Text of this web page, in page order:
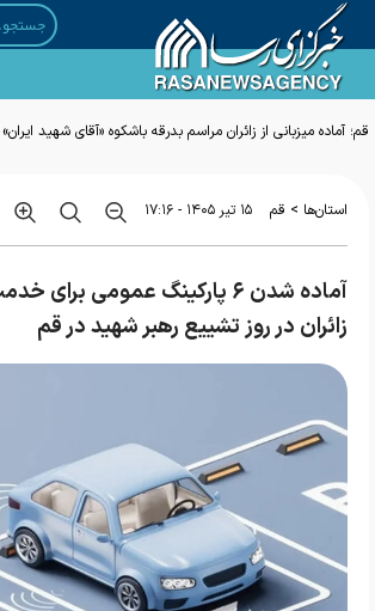
قم؛ آماده میزبانی از زائران مراسم بدرقه باشکوه «آقای شهید ایران»
استان‌ها > قم ۱۵ تير ۱۴۰۵ - ۱۷:۱۶
آماده شدن ۶ پارکینگ عمومی
زائران در روز تشییع رهبر شهید در قم